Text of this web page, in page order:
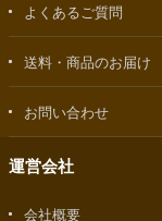
よくあるご質問
送料・商品のお届け
お問い合わせ
運営会社
会社概要